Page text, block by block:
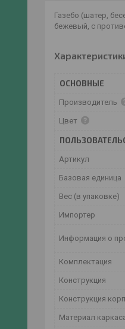
Газебо (шатер,
бежевый, с
ОСНОВНЫЕ
Производитель
Цвет
Артикул
Базовая единица
Вес (в упаковке)
Импортер
Информация о
Комплектация
Конструкция
Конструкция
Материал